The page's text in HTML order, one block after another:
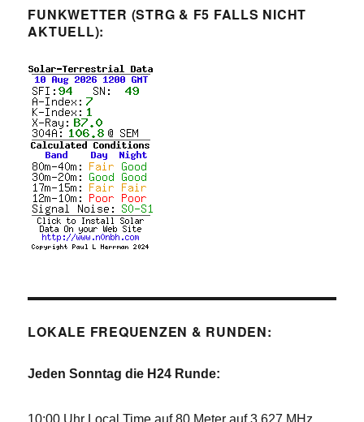
FUNKWETTER (STRG & F5 FALLS NICHT
AKTUELL):
LOKALE FREQUENZEN & RUNDEN:
Jeden Sonntag die H24 Runde:
10:00 Uhr Local Time auf 80 Meter auf 3.627 MHz